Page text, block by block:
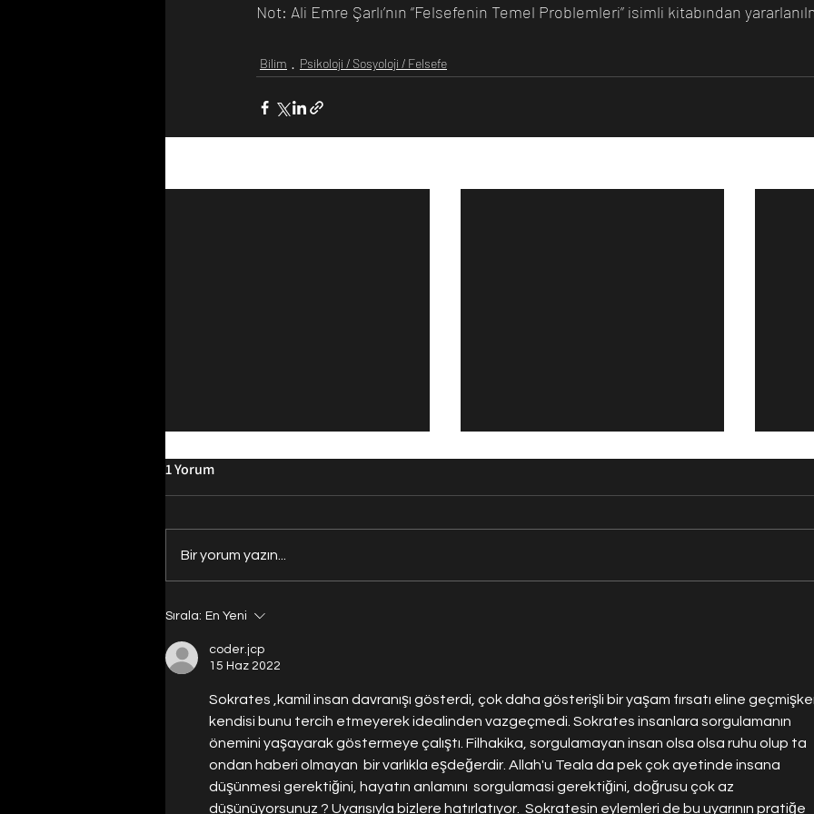
Not: Ali Emre Şarlı’nın “Felsefenin Temel Problemleri” isimli kitabından
Bilim Psikoloji / Sosyoloji / Felsefe
Evrenin Merkezi Nerede?
1 Yorum
Bir yorum yazın...
Sırala: En Yeni
coder.jcp
15 Haz 2022
Sokrates ,kamil insan davranışı gösterdi, çok daha gösterişli bir yaşam fırsatı eline
kendisi bunu tercih etmeyerek idealinden vazgeçmedi. Sokrates insanlara sorgulamanın
önemini yaşayarak göstermeye çalıştı. Filhakika, sorgulamayan insan olsa olsa ruhu olup ta
ondan haberi olmayan  bir varlıkla eşdeğerdir. Allah'u Teala da pek çok ayetinde insana
düşünmesi gerektiğini, hayatın anlamını  sorgulamasi gerektiğini, doğrusu çok az
düşünüyorsunuz ? Uyarısıyla bizlere hatırlatıyor.  Sokratesin eylemleri de bu uyarının pratiğe